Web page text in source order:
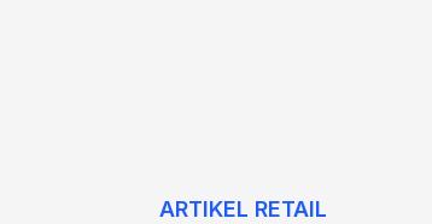
ARTIKEL RETAIL